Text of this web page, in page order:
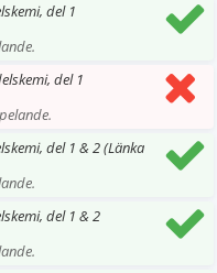
del 1
del 1
del 1 & 2 (Länka
del 1 & 2